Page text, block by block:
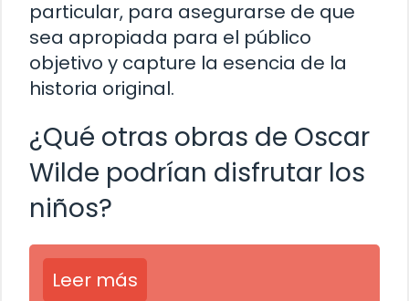
particular, para asegurarse de que
sea apropiada para el público
objetivo y capture la esencia de la
historia original.
¿Qué otras obras de Oscar
Wilde podrían disfrutar los
niños?
Leer más